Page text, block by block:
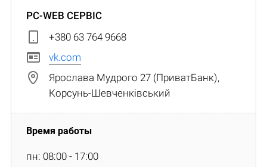
PC-WEB СЕРВІС
+380 63 764 9668
vk.com
Ярослава Мудрого 27 (ПриватБанк),
Корсунь-Шевченківський
пн: 08:00 - 17:00